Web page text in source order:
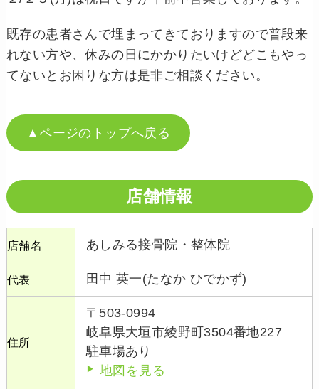
既存の患者さんで埋まってきておりますので普段来
れない方や、休みの日にかかりたいけどどこもやっ
てないとお困りな方は是非ご相談ください。
▲ページのトップへ戻る
店舗情報
店舗名 あしみる接骨院・整体院
代表 田中 英一(たなか ひでかず)
住所
〒503-0994
岐阜県大垣市綾野町3504番地227
駐車場あり
地図を見る